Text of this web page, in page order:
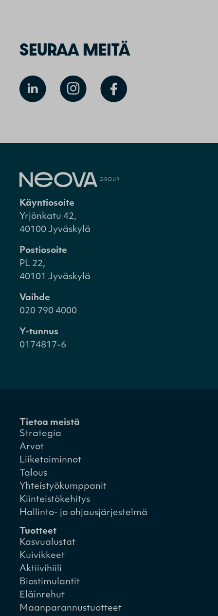
SEURAA MEITÄ
Käyntiosoite
Yrjönkatu 42,
40100 Jyväskylä
Postiosoite
PL 22,
40101 Jyväskylä
Vaihde
020 790 4000
Y-tunnus
0174817-6
Tietoa meistä
Strategia
Arvot
Liiketoiminnot
Talous
Yhteistyökumppanit
Kiinteistökehitys
Hallinto- ja ohjausjärjestelmä
Tuotteet
Kasvualustat
Kuivikkeet
Aktiivihiili
Biostimulantit
Eläinrehut
Maanparannustuotteet